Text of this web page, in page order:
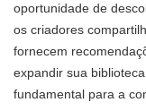
oportunidade de
os criadores
fornecem
expandir sua
fundamental para a